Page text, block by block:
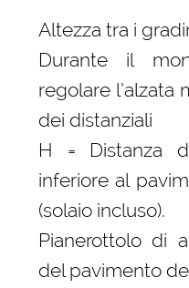
Altezza tra i
Durante il
regolare l’alzata
dei distanziali
H = Distanza
inferiore al
(solaio incluso).
Pianerottolo di
del pavimento